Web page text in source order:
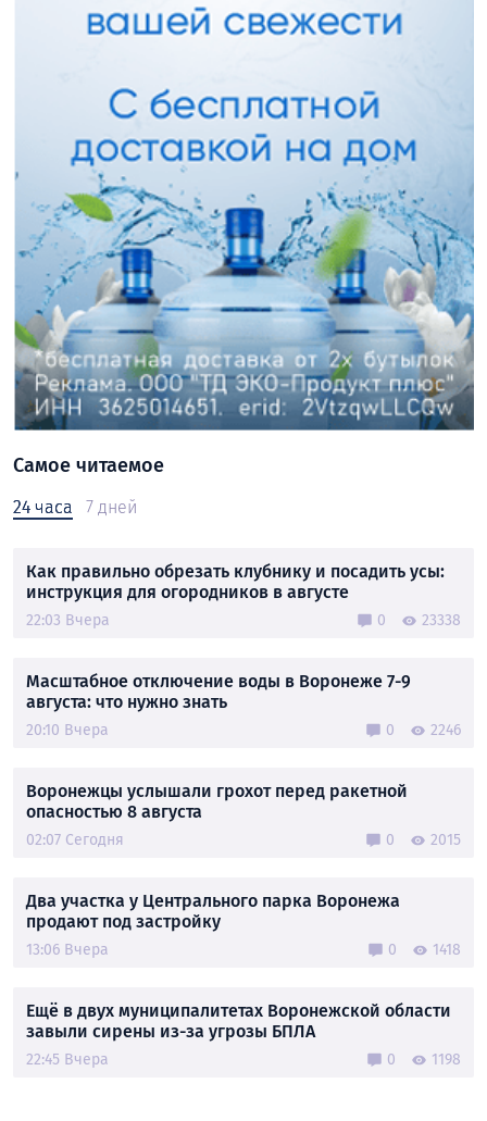
Самое читаемое
24 часа 7 дней
Как правильно обрезать клубнику и посадить усы:
инструкция для огородников в августе
22:03 Вчера 0 23338
Масштабное отключение воды в Воронеже 7-9
августа: что нужно знать
20:10 Вчера 0 2246
Воронежцы услышали грохот перед ракетной
опасностью 8 августа
02:07 Сегодня 0 2015
Два участка у Центрального парка Воронежа
продают под застройку
13:06 Вчера 0 1418
Ещё в двух муниципалитетах Воронежской области
завыли сирены из-за угрозы БПЛА
22:45 Вчера 0 1198